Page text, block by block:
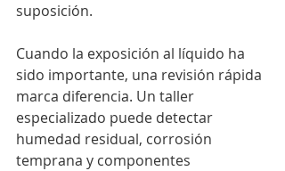
suposición.
Cuando la exposición al líquido ha
sido importante, una revisión rápida
marca diferencia. Un taller
especializado puede detectar
humedad residual, corrosión
temprana y componentes